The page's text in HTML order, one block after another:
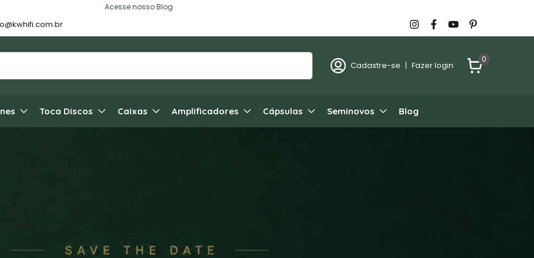
Acesse nosso Blog
Cadastre-se | Fazer login
0
Toca Discos Caixas Amplificadores Cápsulas Seminovos Blog